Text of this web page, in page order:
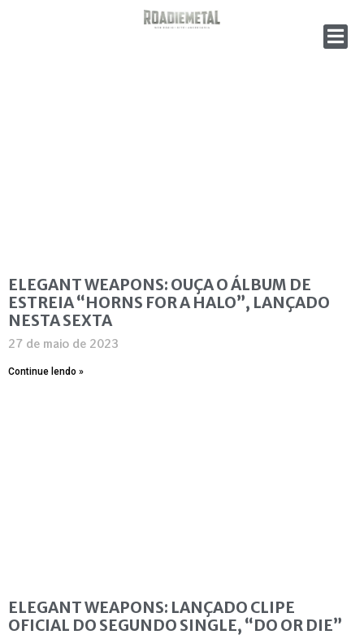
ELEGANT WEAPONS: OUÇA O ÁLBUM DE
ESTREIA “HORNS FOR A HALO”, LANÇADO
NESTA SEXTA
27 de maio de 2023
Continue lendo »
ELEGANT WEAPONS: LANÇADO CLIPE
OFICIAL DO SEGUNDO SINGLE, “DO OR DIE”